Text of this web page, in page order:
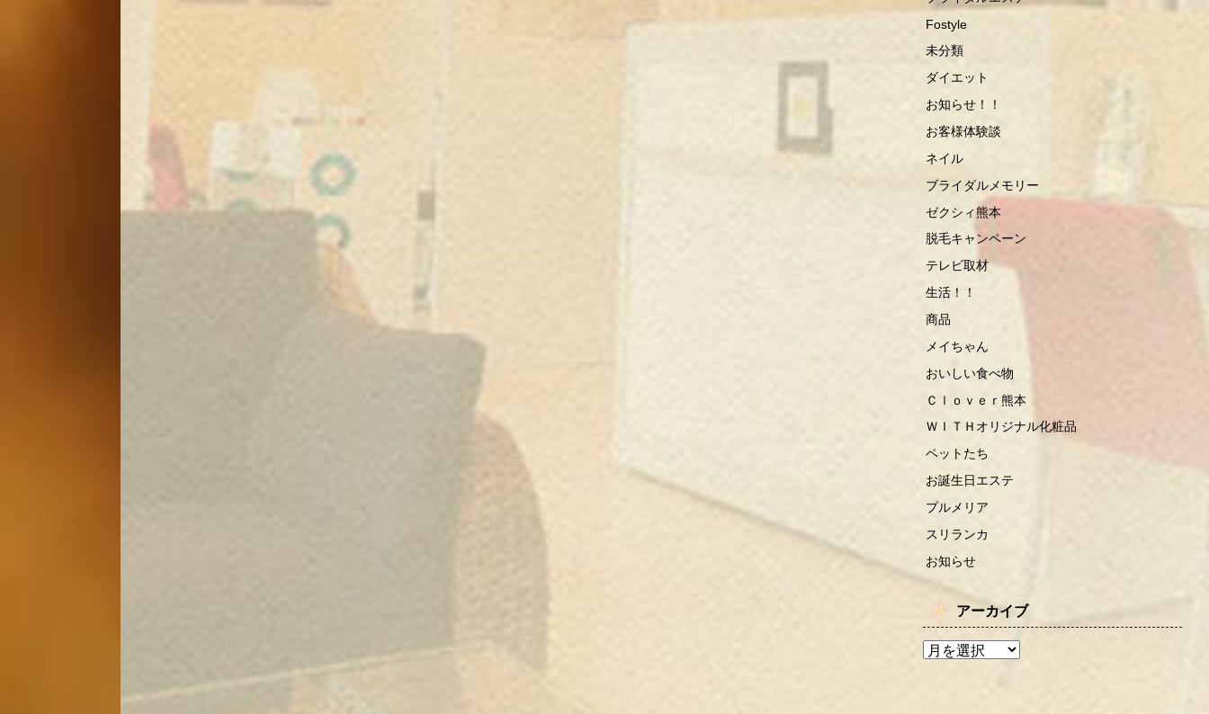
Fostyle
未分類
ダイエット
お知らせ！！
お客様体験談
ネイル
ブライダルメモリー
ゼクシィ熊本
脱毛キャンペーン
テレビ取材
生活！！
商品
メイちゃん
おいしい食べ物
Ｃｌｏｖｅｒ熊本
ＷＩＴＨオリジナル化粧品
ペットたち
お誕生日エステ
プルメリア
スリランカ
お知らせ
アーカイブ